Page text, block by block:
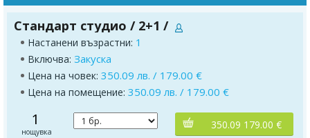
Стандарт студио / 2+1 /
Настанени възрастни: 1
Включва: Закуска
Цена на човек: 350.09 лв. / 179.00 €
Цена на помещение: 350.09 лв. / 179.00 €
1
нощувка
350.09 179.00 €